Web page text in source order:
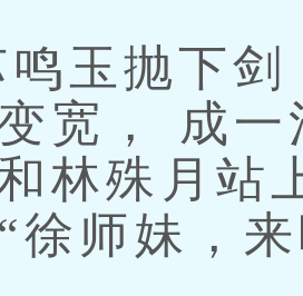
玉抛下剑
宽， 成
林殊月站
徐师妹，